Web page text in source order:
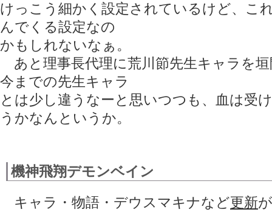
けっこう細かく設定されているけど、こ
んでくる設定なの
かもしれないなぁ。
あと理事長代理に荒川節先生キャラを
今までの先生キャラ
とは少し違うなーと思いつつも、血は受
うかなんというか。
機神飛翔デモンベイン
キャラ・物語・デウスマキナなど更新